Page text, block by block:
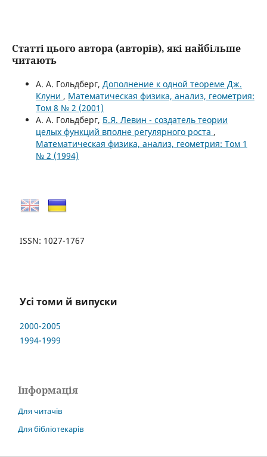
Статті цього автора (авторів), які найбільше
читають
А. А. Гольдберг, Дополнение к одной теореме Дж.
Клуни , Математическая физика, анализ, геометрия:
Том 8 № 2 (2001)
А. А. Гольдберг, Б.Я. Левин - создатель теории
целых функций вполне регулярного роста ,
Математическая физика, анализ, геометрия: Том 1
№ 2 (1994)
ISSN: 1027-1767
Усі томи й випуски
2000-2005
1994-1999
Інформація
Для читачів
Для бібліотекарів